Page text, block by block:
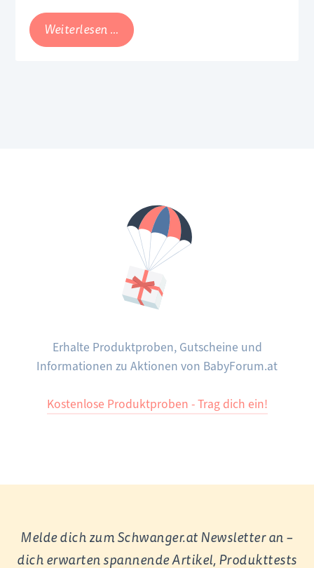
Weiterlesen … Schreibaby?
Wenn
Erhalte Produktproben, Gutscheine und
Informationen zu Aktionen von BabyForum.at
Kostenlose Produktproben - Trag dich ein!
Melde dich zum Schwanger.at Newsletter an –
dich erwarten spannende Artikel, Produkttests